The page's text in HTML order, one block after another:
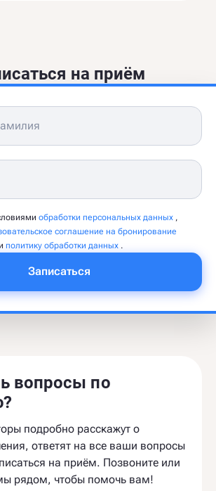
на приём
обработки персональных данных ,
соглашение на бронирование
политику обработки данных .
Записаться
вопросы по
подробно расскажут о
ответят на все ваши вопросы
на приём. Позвоните или
рядом, чтобы помочь вам!